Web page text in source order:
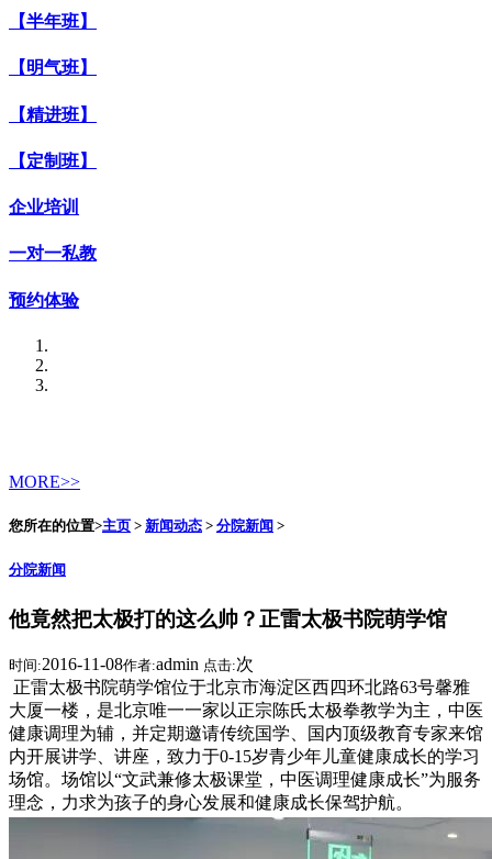
【半年班】
【明气班】
【精进班】
【定制班】
企业培训
一对一私教
预约体验
MORE>>
您所在的位置>主页 > 新闻动态 > 分院新闻 >
分院新闻
他竟然把太极打的这么帅？正雷太极书院萌学馆
时间:2016-11-08作者:admin 点击:次
正雷太极书院萌学馆位于北京市海淀区西四环北路63号馨雅
大厦一楼，是北京唯一一家以正宗陈氏太极拳教学为主，中医
健康调理为辅，并定期邀请传统国学、国内顶级教育专家来馆
内开展讲学、讲座，致力于0-15岁青少年儿童健康成长的学习
场馆。场馆以“文武兼修太极课堂，中医调理健康成长”为服务
理念，力求为孩子的身心发展和健康成长保驾护航。